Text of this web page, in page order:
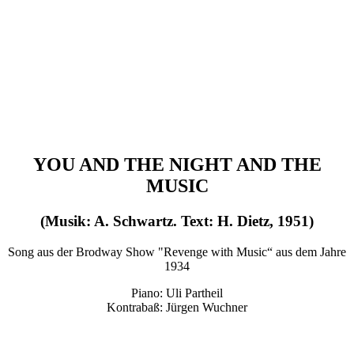
YOU AND THE NIGHT AND THE
MUSIC
(Musik: A. Schwartz. Text: H. Dietz, 1951)
Song aus der Brodway Show "Revenge with Music“ aus dem Jahre
1934
Piano: Uli Partheil
Kontrabaß: Jürgen Wuchner